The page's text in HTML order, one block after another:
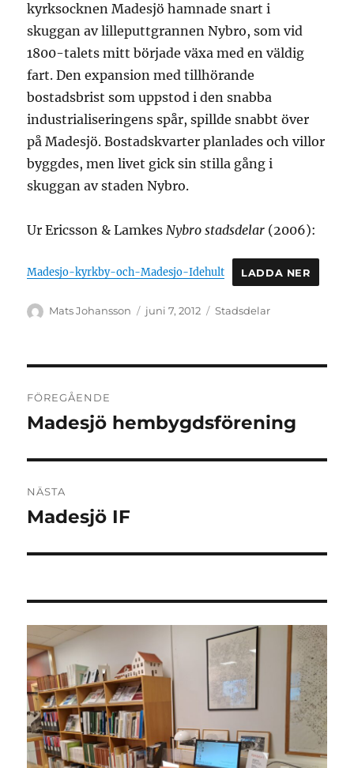
kyrksocknen Madesjö hamnade snart i
skuggan av lilleputtgrannen Nybro, som vid
1800-talets mitt började växa med en väldig
fart. Den expansion med tillhörande
bostadsbrist som uppstod i den snabba
industrialiseringens spår, spillde snabbt över
på Madesjö. Bostadskvarter planlades och villor
byggdes, men livet gick sin stilla gång i
skuggan av staden Nybro.
Ur Ericsson & LamkesNybro stadsdelar (2006):
Madesjo-kyrkby-och-Madesjo-Idehult LADDA NER
Författare
Mats Johansson
Publicerat
juni 7, 2012 Kategorier
Stadsdelar
FÖREGÅENDE
Föregående
Madesjö hembygdsförening
NÄSTA
Nästa
Madesjö IF